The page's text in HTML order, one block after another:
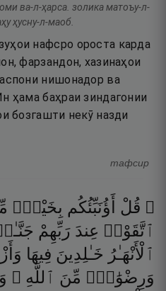
ва-л-ҳарса. золика матоъу-л-
ҳусну-л-маоб.
нафсро ороста карда
фарзандон, хазинаҳои
нишонадор ва
ҳама баҳраи зиндагонии
бозгашти некӯ назди
тафсир
۞ قُلْ أَؤُنَبِّئُكُم بِخَيْرٍۢ
ٱتَّقَوْا۟ عِندَ رَبِّهِمْ
ٱلْأَنْهَـٰرُ خَـٰلِدِينَ فِيهَا
وَرِضْوَٰنٌۭ مِّنَ ٱللَّهِ ۗ